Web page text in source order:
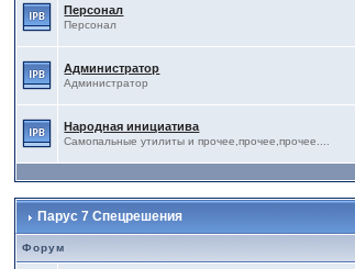
Персонал
Персонал
Администратор
Администратор
Народная инициатива
Самопальные утилиты и прочее,прочее,прочее....
Парус 7 Спецрешения
Форум